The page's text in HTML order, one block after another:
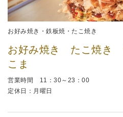
お好み焼き・鉄板焼・たこ焼き
お好み焼き たこ焼き
こま
営業時間 11：30～23：00
定休日：月曜日